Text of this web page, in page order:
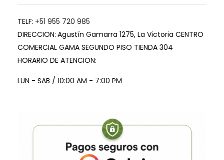
TELF: +51 955 720 985
DIRECCION: Agustín Gamarra 1275, La Victoria CENTRO
COMERCIAL GAMA SEGUNDO PISO TIENDA 304
HORARIO DE ATENCION:
LUN - SAB / 10:00 AM - 7:00 PM